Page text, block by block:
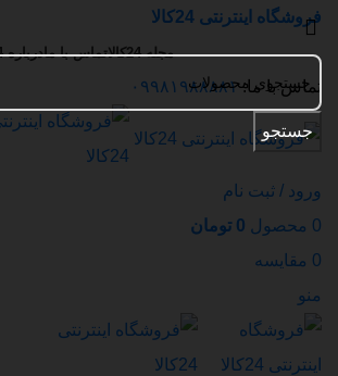
فروشگاه اینترنتی 24کالا
مجله 24کالا تماس با مادرباره 24کالا
تماس با ما:۰۹۹۸۱۹۸۸۸۸۱
ورود / ثبت نام
0 محصول 0 تومان
0 مقایسه
منو
جستجو